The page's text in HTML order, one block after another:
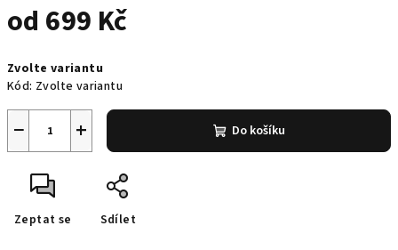
od 699 Kč
cena:
Zvolte variantu
Kód: Zvolte variantu
+
− Do košíku
Zeptat se Sdílet